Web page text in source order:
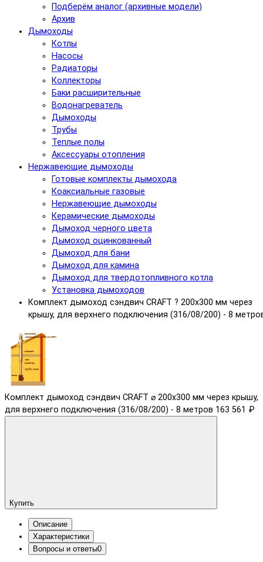
Подберём аналог (архивные модели)
Архив
Дымоходы
Котлы
Насосы
Радиаторы
Коллекторы
Баки расширительные
Водонагреватель
Дымоходы
Трубы
Теплые полы
Аксессуары отопления
Нержавеющие дымоходы
Готовые комплекты дымохода
Коаксиальные газовые
Нержавеющие дымоходы
Керамические дымоходы
Дымоход черного цвета
Дымоход оцинкованный
Дымоход для бани
Дымоход для камина
Дымоход для твердотопливного котла
Установка дымоходов
Комплект дымоход сэндвич CRAFT ? 200х300 мм через
крышу, для верхнего подключения (316/08/200) - 8
Комплект дымоход сэндвич CRAFT ⌀ 200х300 мм через крышу,
для верхнего подключения (316/08/200) - 8 метров 163 561 ₽
Купить
Описание
Характеристики
Вопросы и ответы0